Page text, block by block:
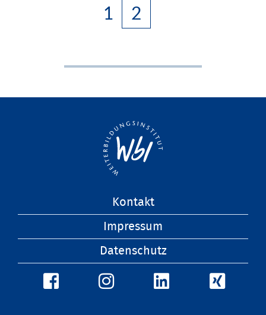
1 2
Kontakt
Impressum
Datenschutz